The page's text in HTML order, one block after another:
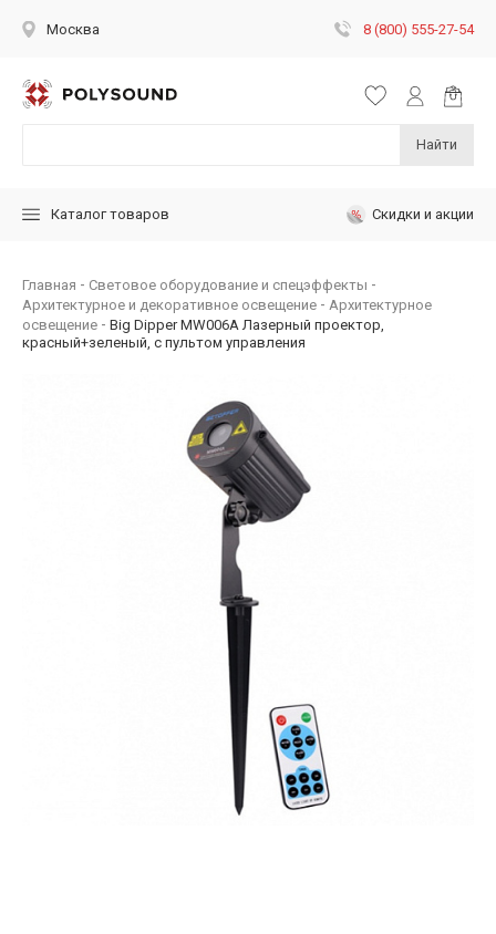
Москва 8 (800) 555-27-54
Найти
Каталог товаров Скидки и акции
Главная
Световое оборудование и спецэффекты
Архитектурное и декоративное освещение
Архитектурное
освещение
Big Dipper MW006A Лазерный проектор,
красный+зеленый, с пультом управления